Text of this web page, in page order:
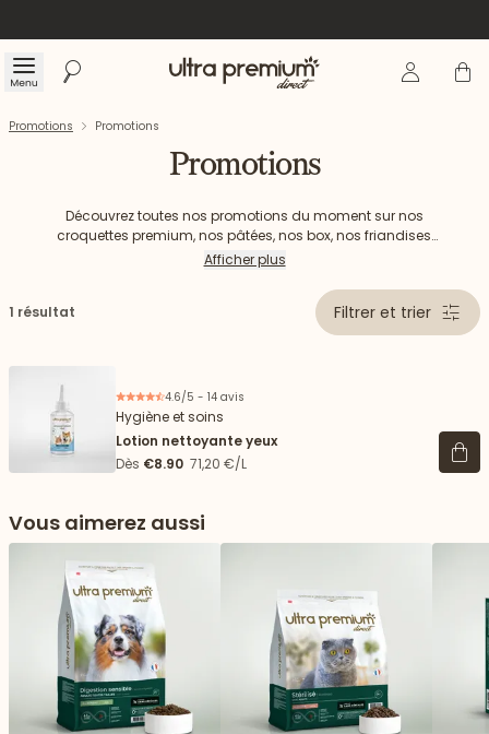
Menu Rechercher Accueil Se Panier
Promotions Promotions
Promotions
Découvrez toutes nos promotions du moment sur nos
croquettes premium, nos pâtées, nos box, nos friandises
pour chien et chat… Des offres exclusives pour faire plaisir à
Afficher plus
1 résultat Filtrer et trier
4.6/5 - 14 avis
Hygiène et soins
Lotion nettoyante yeux
Dès €8.90 71,20 €/L Voir
Vous aimerez aussi